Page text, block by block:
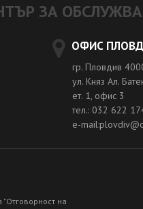
ЗА
ОФИС
гр. Пловдив
ул. Княз Ал.
ет. 1, офис 3
тел.: 032 622
e-
"Отговорност на